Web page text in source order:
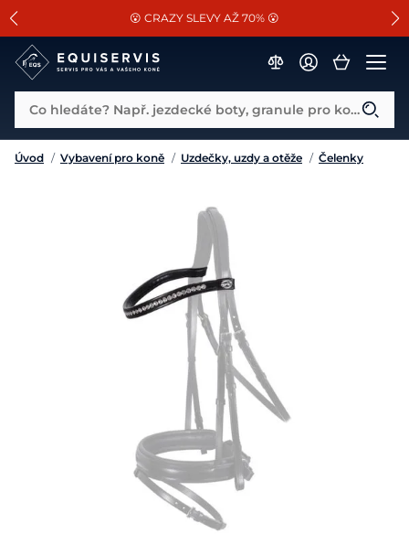
SLEVA 13% na vše od Cassini!
😮 CRAZY SLEVY AŽ 70% 😮
📐Pasování a doplňky k vybraným sedlům ZDARMA 🐴
Co hledáte? Např. jezdecké boty, granule pro koně...
Úvod / Vybavení pro koně / Uzdečky, uzdy a otěže / Čelenky